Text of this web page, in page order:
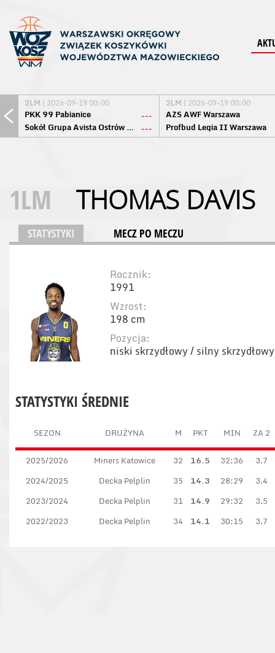
2LM | 2026-09-19 00:00
PKK 99 Pabianice
---
Sokół Grupa Avista Ostrów Maz. ---
2LM | 2026-09-19 00:00
AZS AWF Warszawa
Profbud Legia II Warszawa
1LM THOMAS DAVIS
STATYSTYKI MECZ PO MECZU
Rocznik:
1991
Wzrost:
198 cm
Pozycja:
niski skrzydłowy / silny skrzydłowy
STATYSTYKI ŚREDNIE
SEZON DRUŻYNA M PKT MIN ZA 2
2025/2026 Miners Katowice 32 16.5 32:36
3.7
2024/2025
Decka Pelplin 35 14.3 28:29
3.4
2023/2024
Decka Pelplin 31 14.9 29:32
3.5
2022/2023
Decka Pelplin 34 14.1 30:15 3.7